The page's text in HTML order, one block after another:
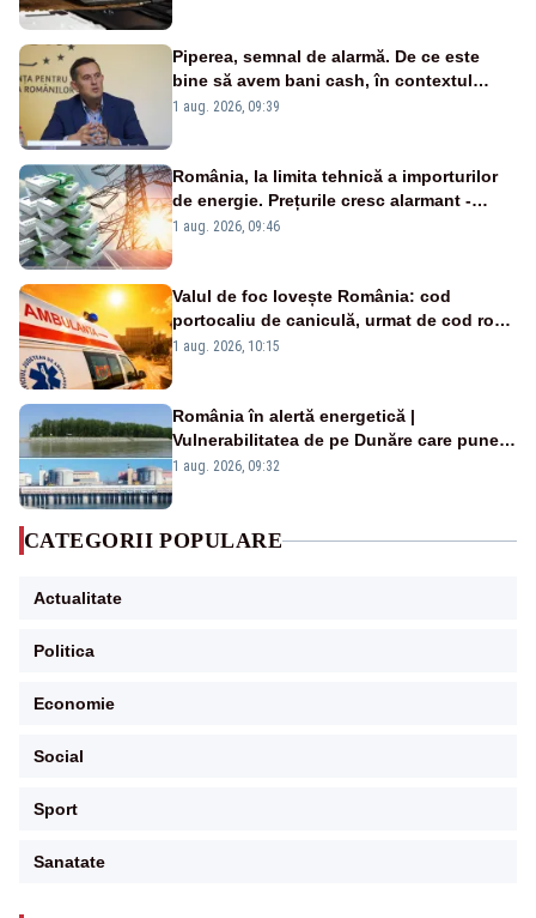
Piperea, semnal de alarmă. De ce este
bine să avem bani cash, în contextul
alertei energetice?
1 aug. 2026, 09:39
România, la limita tehnică a importurilor
de energie. Prețurile cresc alarmant -
Analiză Realitatea Plus
1 aug. 2026, 09:46
Valul de foc lovește România: cod
portocaliu de caniculă, urmat de cod roșu
duminică. Temperaturile urcă spre 40°C
1 aug. 2026, 10:15
România în alertă energetică |
Vulnerabilitatea de pe Dunăre care pune
în pericol Centrala Cernavodă era
1 aug. 2026, 09:32
CATEGORII POPULARE
Actualitate
Politica
Economie
Social
Sport
Sanatate